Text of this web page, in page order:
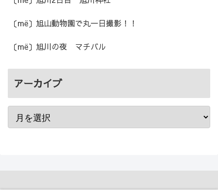
〔më〕旭山動物園で丸一日撮影！！
〔më〕旭川の夜 マチバル
アーカイブ